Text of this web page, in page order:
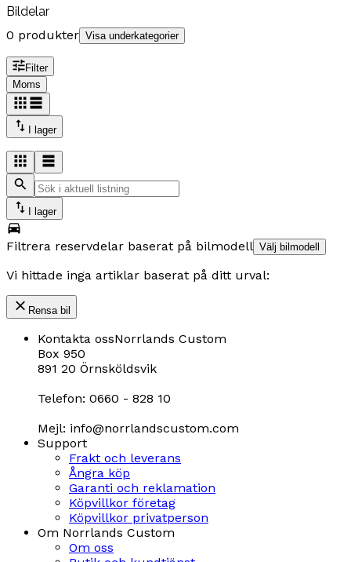
Bildelar
0 produkter Visa underkategorier
Filter
Moms
I lager
I lager
Filtrera reservdelar baserat på bilmodell Välj bilmodell
Vi hittade inga artiklar baserat på ditt urval:
Rensa bil
Kontakta ossNorrlands Custom
Box 950
891 20 Örnsköldsvik
Telefon: 0660 - 828 10
Mejl: info@norrlandscustom.com
Support
Frakt och leverans
Ångra köp
Garanti och reklamation
Köpvillkor företag
Köpvillkor privatperson
Om Norrlands Custom
Om oss